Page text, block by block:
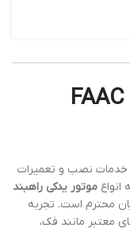
موتور یدکی راهبند فک – FAAC
انواع موتور یدکی راهبند
محترم است. تجربه
معتبر مانند فک،